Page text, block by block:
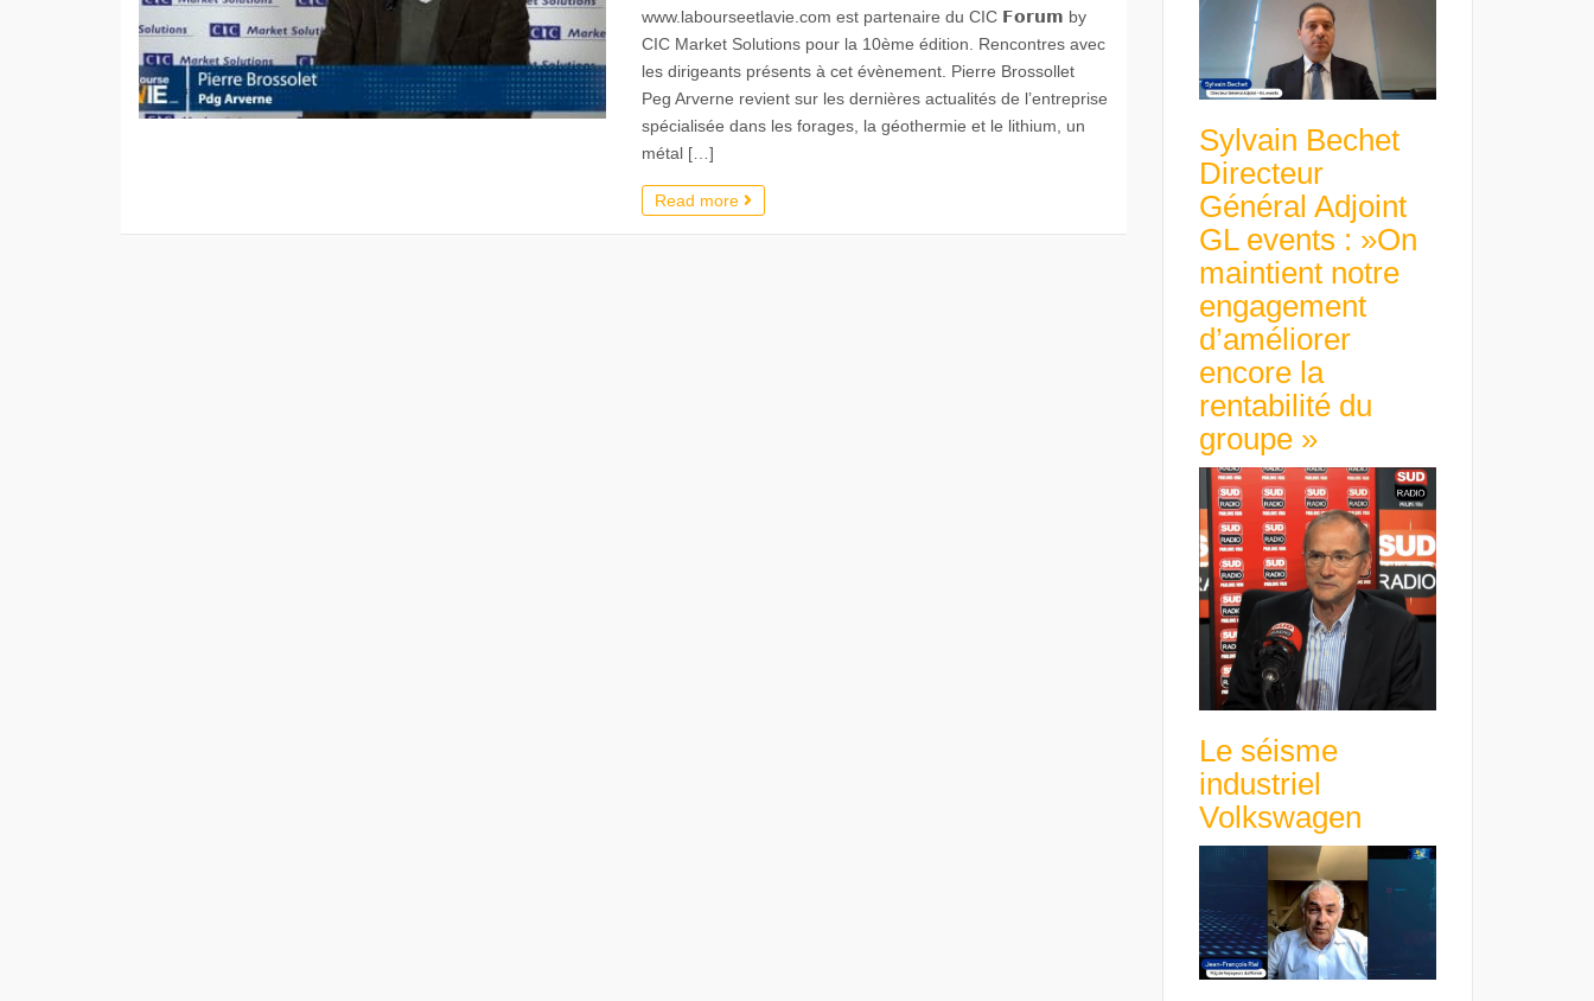
www.labourseetlavie.com est partenaire du CIC 𝗙𝗼𝗿𝘂𝗺 by
CIC Market Solutions pour la 10ème édition. Rencontres avec
les dirigeants présents à cet évènement. Pierre Brossollet
Peg Arverne revient sur les dernières actualités de l’entreprise
spécialisée dans les forages, la géothermie et le lithium, un
métal […]
Read more
Sylvain Bechet
Directeur
Général Adjoint
GL events : »On
maintient notre
engagement
d’améliorer
encore la
rentabilité du
groupe »
Le séisme
industriel
Volkswagen